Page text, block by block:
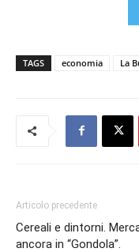
TAGS economia La
Articolo precedente
Cereali e dintorni.
ancora in “Gondola”.